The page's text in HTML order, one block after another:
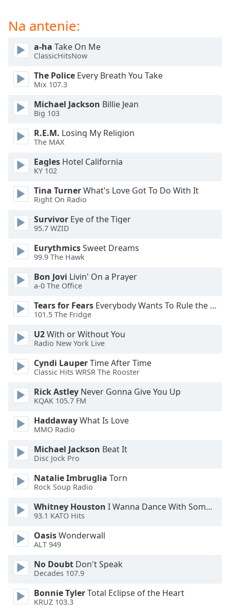
Picture-
Picture
Fullscreen
This
modal
window.
Beginning
dialog
window.
Escape
and
close
window.
Text
Color
Opacity
Text
Background
Color
Opacity
Caption
Background
Color
Opacity
Size
Text
Edge
Na antenie:
a-ha Take On Me
ClassicHitsNow
The Police Every Breath You Take
Mix 107.3
Michael Jackson Billie Jean
Big 103
R.E.M. Losing My Religion
The MAX
Eagles Hotel California
KY 102
Tina TurnerWhat's Love Got To Do With It
Right On Radio
Survivor Eye of the Tiger
95.7 WZID
EurythmicsSweet Dreams
99.9 The Hawk
Bon Jovi Livin' On a Prayer
a-0 The Office
Tears for Fears Everybody Wants To Rule the World
101.5 The Fridge
U2With or Without You
Radio New York Live
Cyndi LauperTime After Time
Classic Hits WRSR The Rooster
Rick Astley Never Gonna Give You Up
KQAK 105.7 FM
HaddawayWhat Is Love
MMO Radio
Michael Jackson Beat It
Disc Jock Pro
Natalie Imbruglia Torn
Rock Soup Radio
Whitney Houston I Wanna Dance With Somebody
93.1 KATO Hits
OasisWonderwall
ALT 949
No Doubt Don't Speak
Decades 107.9
Bonnie TylerTotal Eclipse of the Heart
KRUZ 103.3